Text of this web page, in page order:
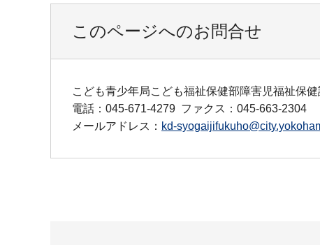
このページへのお問合せ
こども青少年局こども福祉保健部障害児福祉保健
電話：045-671-4279 ファクス：045-663-2304
メールアドレス： kd-